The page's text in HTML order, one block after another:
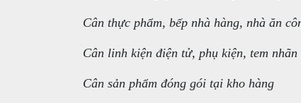
Cân thực phẩm, bếp nhà hàng, nhà ăn
Cân linh kiện điện tử, phụ kiện, tem nhãn
Cân sản phẩm đóng gói tại kho hàng